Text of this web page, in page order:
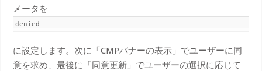
メータを
denied
に設定します。次に「CMPバナーの表示」でユーザーに同
意を求め、最後に「同意更新」でユーザーの選択に応じて